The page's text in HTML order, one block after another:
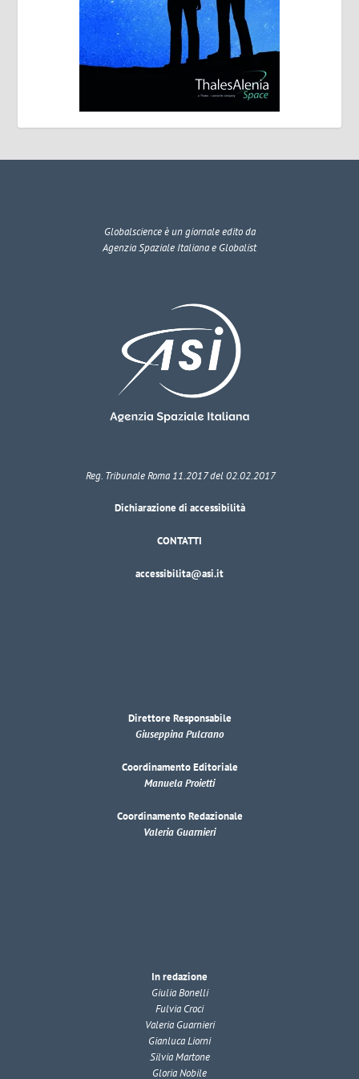
Globalscienceè un giornale edito da
Agenzia Spaziale Italiana e Globalist
Reg. Tribunale Roma 11.2017 del 02.02.2017
Dichiarazione di accessibilità
CONTATTI
accessibilita@asi.it
Direttore Responsabile
Giuseppina Pulcrano
Coordinamento Editoriale
Manuela Proietti
Coordinamento Redazionale
Valeria Guarnieri
In redazione
Giulia Bonelli
Fulvia Croci
Valeria Guarnieri
Gianluca Liorni
Silvia Martone
Gloria Nobile